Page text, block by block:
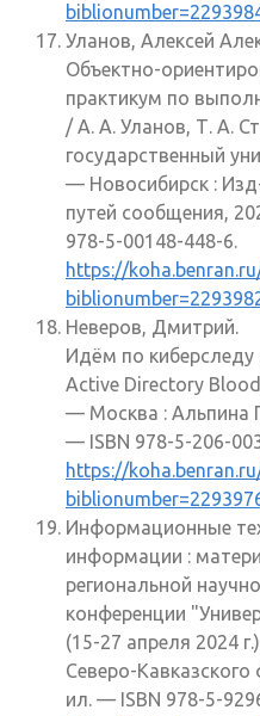
Уланов, Алексей
Объектно-
практикум по
/ А. А. Уланов, Т. А.
государственный
— Новосибирск :
путей сообщения,
978-5-00148-448-6.
https://
Неверов, Дмитрий.
Идём по
Active Directory
— Москва : Альпина
— ISBN 978-5-206-
https://
Информационные
информации :
региональной
конференции
(15-27 апреля 2024
Северо-
ил. — ISBN 978-5-